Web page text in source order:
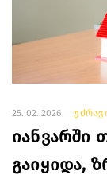
25. 02. 2026
იანვარში
გაიყიდა,